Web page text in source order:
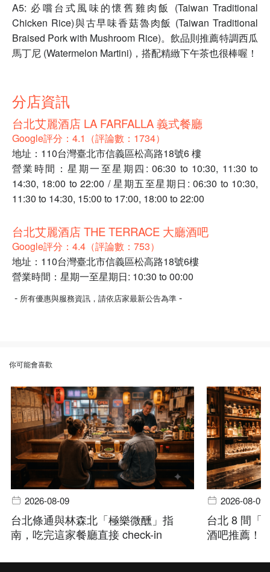
A5: 必嚐台式風味的懷舊雞肉飯 (Taiwan Traditional
Chicken Rice)與古早味香菇魯肉飯 (Taiwan Traditional
Braised Pork with Mushroom Rice)。飲品則推薦特調西瓜
馬丁尼 (Watermelon Martini)，搭配精緻下午茶也很棒喔！
分店資訊
台北艾麗酒店 LA FARFALLA 義式餐廳
Google評分：4.1（評論數：1734）
地址：110台灣臺北市信義區松高路18號6 樓
營業時間：星期一至星期四: 06:30 to 10:30, 11:30 to
14:30, 18:00 to 22:00 / 星期五至星期日: 06:30 to 10:30,
11:30 to 14:30, 15:00 to 17:00, 18:00 to 22:00
台北艾麗酒店 THE TERRACE 大廳酒吧
Google評分：4.4（評論數：753）
地址：110台灣臺北市信義區松高路18號6樓
營業時間：星期一至星期日: 10:30 to 00:00
- 所有優惠與服務資訊，請依店家最新公告為準 -
你可能會喜歡
2026-08-09
台北條通與林森北「極樂微醺」指
南，吃完這家餐廳直接 check-in
2026-08-09
台北 8 間「
酒吧推薦！